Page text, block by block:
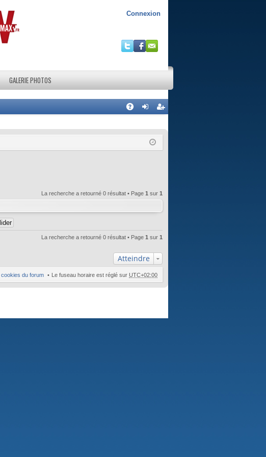
Connexion
GALERIE PHOTOS
La recherche a retourné 0 résultat • Page 1 sur 1
La recherche a retourné 0 résultat • Page 1 sur 1
Atteindre
Le fuseau horaire est réglé sur UTC+02:00
du forum